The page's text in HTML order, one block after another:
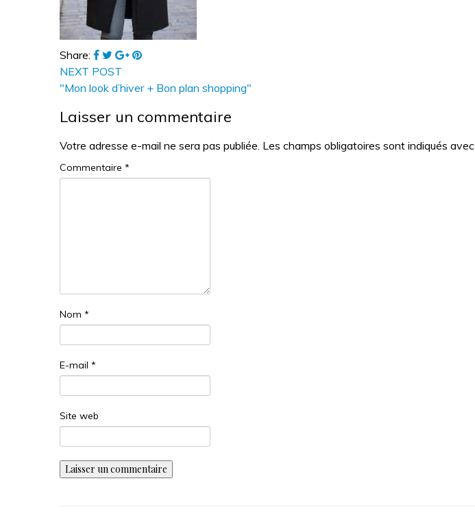
Share:
NEXT POST
"Mon look d’hiver + Bon plan shopping"
Laisser un commentaire
Votre adresse e-mail ne sera pas publiée. Les champs obligatoires sont indiqués avec
Commentaire *
Nom *
E-mail *
Site web